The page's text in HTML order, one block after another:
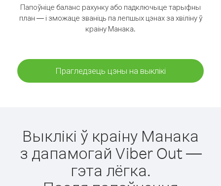
Папоўніце баланс рахунку або падключыце тарыфны
план — і зможаце званіць па лепшых цэнах за хвіліну ў
краіну Манака.
Прагледзець цэны на выклікі
Выклікі ў краіну Манака
з дапамогай Viber Out —
гэта лёгка.